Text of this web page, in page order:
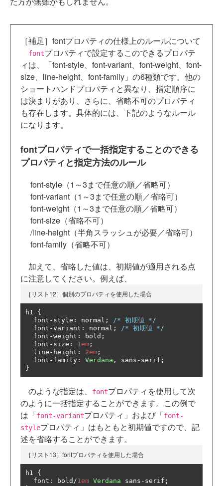
［補足］fontプロパティの仕様上のルールについて
fontプロパティで設定するこのできるプロパテ
ィは、「font-style、font-variant、font-weight、font-
size、line-height、font-family」の6種類です。他の
ショートハンドプロパティと異なり、指定順序に
は決まりがあり、さらに、省略不可のプロパティ
も存在します。具体的には、下記のようなルール
になります。
fontプロパティで一括指定することのできる
プロパティと指定方法のルール
font-style（1～3まで任意の順／省略可）
font-variant（1～3まで任意の順／省略可）
font-weight（1～3まで任意の順／省略可）
font-size（省略不可）
/line-height（半角スラッシュが必要／省略可）
font-family（省略不可）
加えて、省略した値は、初期値が適用される点
に注意してください。例えば、
［リスト12］個別のプロパティを使用した場合
h1 {
  font
- style : normal ;
/* 初期値 */
  font
-variant : normal ;
/* 初期値 */
  font
-weight : bold ;
  font
- size : 1em ;
  line
- height : 2em ;
  font
- family : Verdana , sans - serif ;
}
のような指定は、 fontプロパティを使用して次
のように一括指定することができます。この例で
は「font-variantプロパティ」および「font-
styleプロパティ」はもともと初期値ですので、記
述を省略することができます。
［リスト13］fontプロパティを使用した場合
h1 {
  font
: bold /1em Verdana sans - serif ;